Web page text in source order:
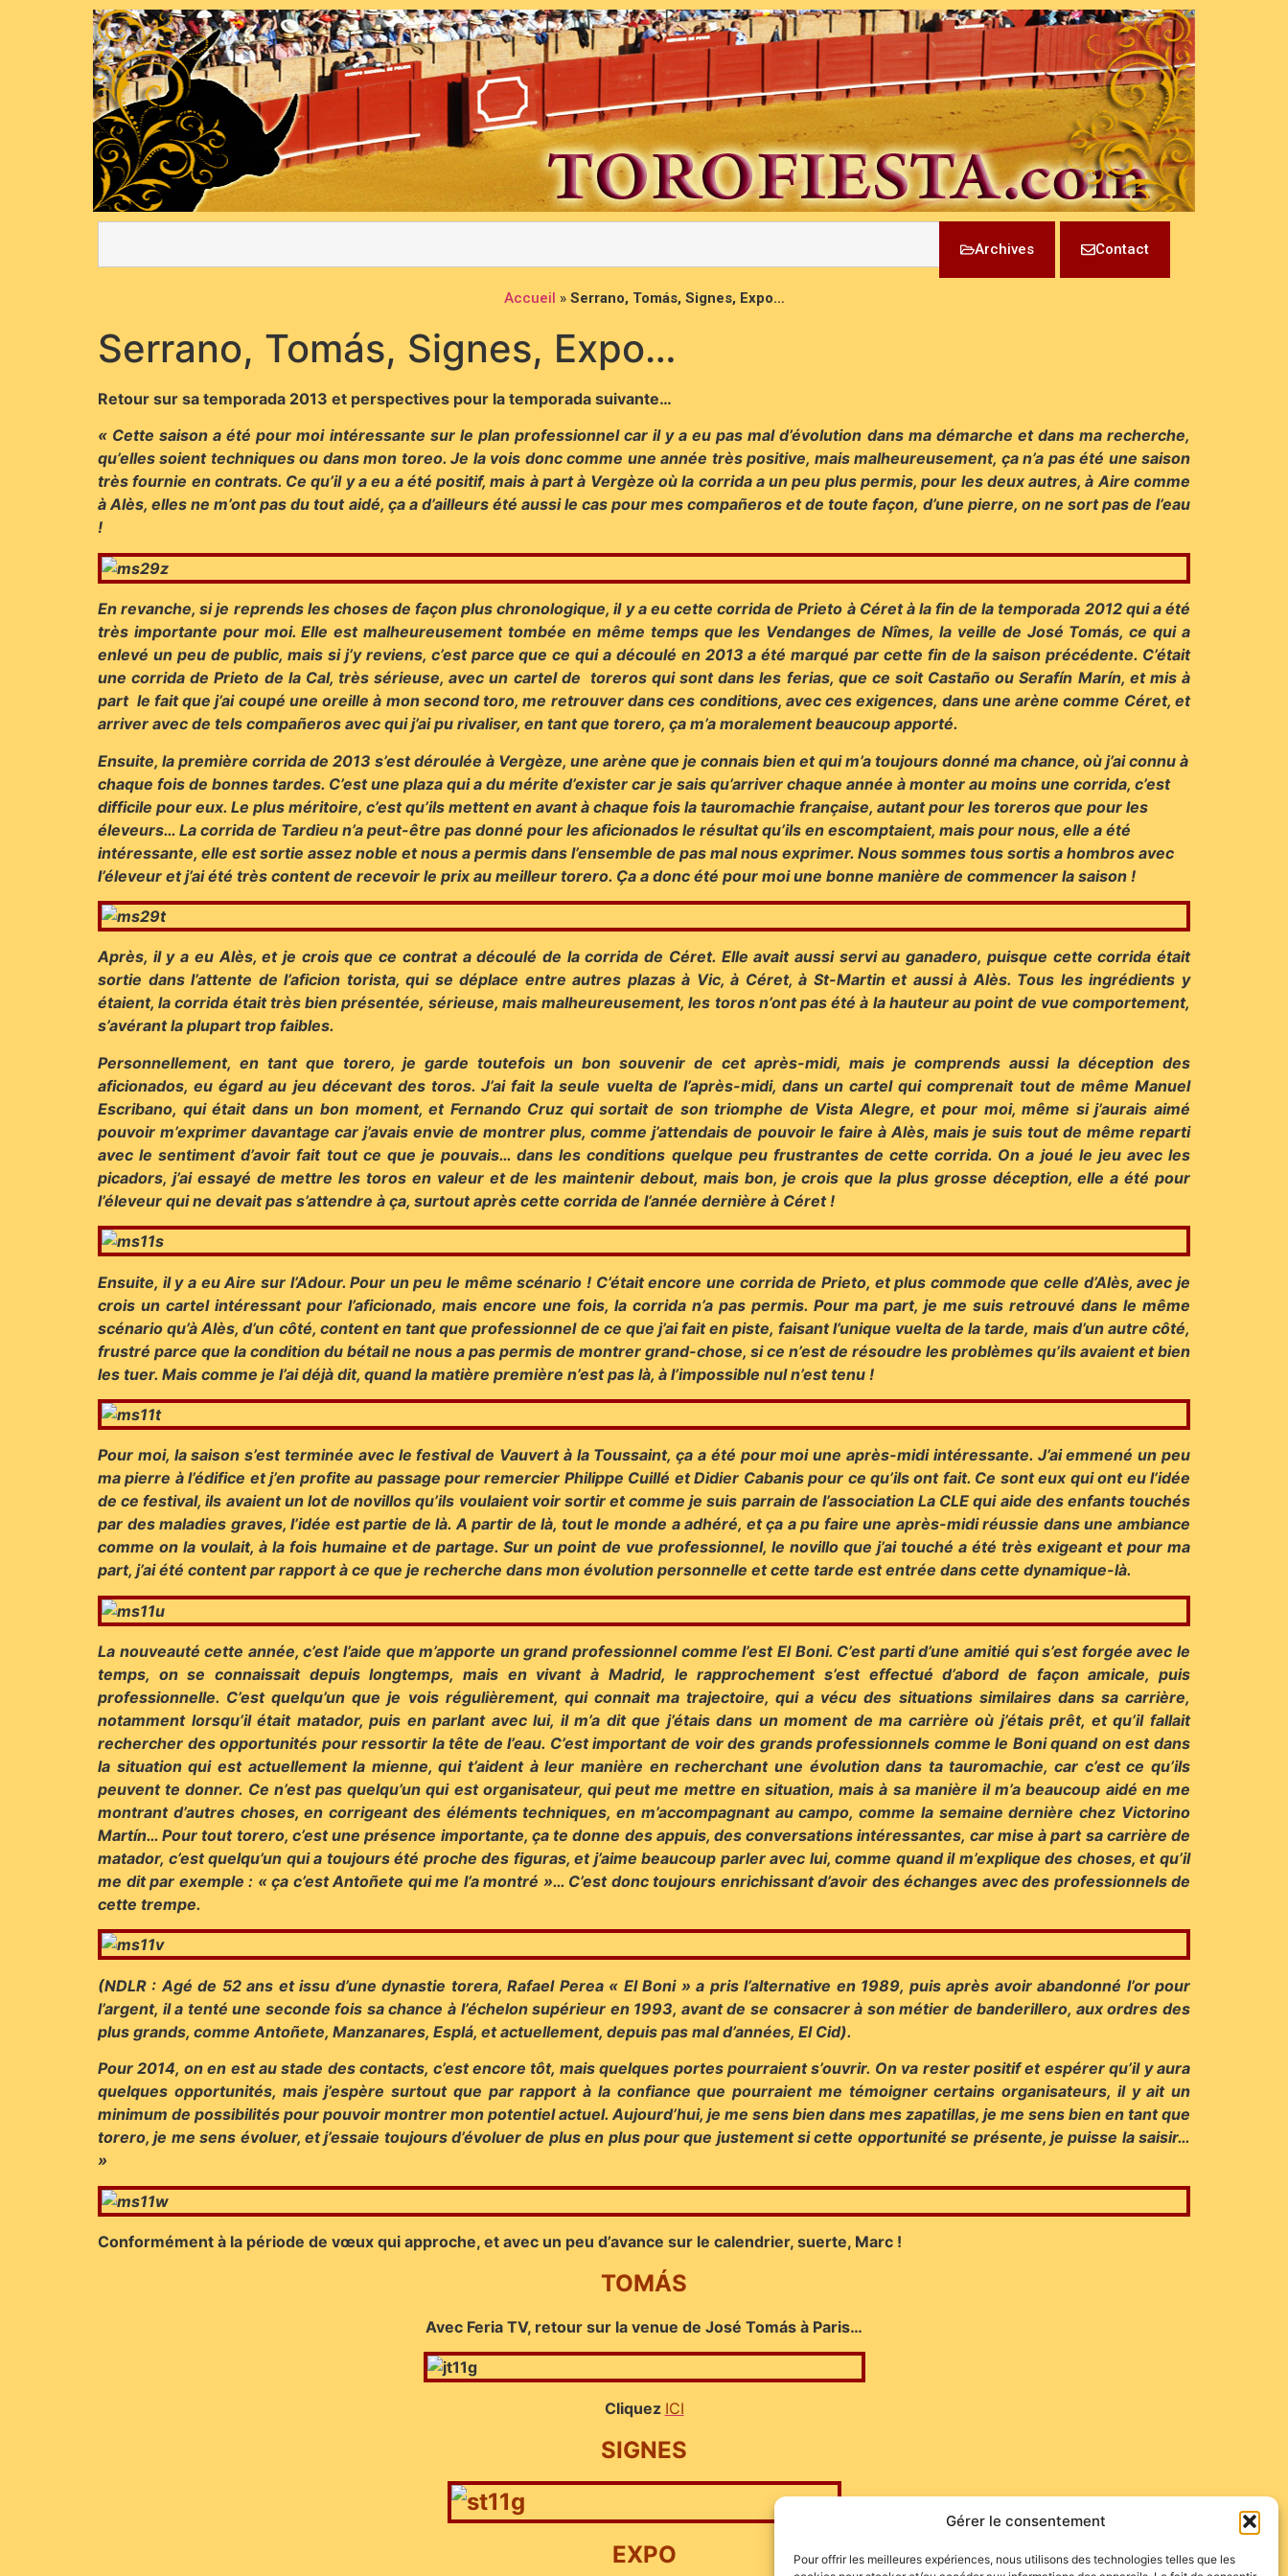
Gérer le consentement
Pour offrir les meilleures expériences, nous utilisons des technologies telles que les
Archives Contact
Accueil » Serrano, Tomás, Signes, Expo…
Serrano, Tomás, Signes, Expo…
Retour sur sa temporada 2013 et perspectives pour la temporada suivante…
« Cette saison a été pour moi intéressante sur le plan professionnel car il y a eu pas mal d’évolution dans ma démarche et dans ma recherche,
qu’elles soient techniques ou dans mon toreo. Je la vois donc comme une année très positive, mais malheureusement, ça n’a pas été une saison
très fournie en contrats. Ce qu’il y a eu a été positif, mais à part à Vergèze où la corrida a un peu plus permis, pour les deux autres, à Aire comme
à Alès, elles ne m’ont pas du tout aidé, ça a d’ailleurs été aussi le cas pour mes compañeros et de toute façon, d’une pierre, on ne sort pas de l’eau
!
En revanche, si je reprends les choses de façon plus chronologique, il y a eu cette corrida de Prieto à Céret à la fin de la temporada 2012 qui a été
très importante pour moi. Elle est malheureusement tombée en même temps que les Vendanges de Nîmes, la veille de José Tomás, ce qui a
enlevé un peu de public, mais si j’y reviens, c’est parce que ce qui a découlé en 2013 a été marqué par cette fin de la saison précédente. C’était
une corrida de Prieto de la Cal, très sérieuse, avec un cartel de toreros qui sont dans les ferias, que ce soit Castaño ou Serafín Marín, et mis à
part le fait que j’ai coupé une oreille à mon second toro, me retrouver dans ces conditions, avec ces exigences, dans une arène comme Céret, et
arriver avec de tels compañeros avec qui j’ai pu rivaliser, en tant que torero, ça m’a moralement beaucoup apporté.
Ensuite, la première corrida de 2013 s’est déroulée à Vergèze, une arène que je connais bien et qui m’a toujours donné ma chance, où j’ai connu à
chaque fois de bonnes tardes. C’est une plaza qui a du mérite d’exister car je sais qu’arriver chaque année à monter au moins une corrida, c’est
difficile pour eux. Le plus méritoire, c’est qu’ils mettent en avant à chaque fois la tauromachie française, autant pour les toreros que pour les
éleveurs… La corrida de Tardieu n’a peut-être pas donné pour les aficionados le résultat qu’ils en escomptaient, mais pour nous, elle a été
intéressante, elle est sortie assez noble et nous a permis dans l’ensemble de pas mal nous exprimer. Nous sommes tous sortis a hombros avec
l’éleveur et j’ai été très content de recevoir le prix au meilleur torero. Ça a donc été pour moi une bonne manière de commencer la saison !
Après, il y a eu Alès, et je crois que ce contrat a découlé de la corrida de Céret. Elle avait aussi servi au ganadero, puisque cette corrida était
sortie dans l’attente de l’aficion torista, qui se déplace entre autres plazas à Vic, à Céret, à St-Martin et aussi à Alès. Tous les ingrédients y
étaient, la corrida était très bien présentée, sérieuse, mais malheureusement, les toros n’ont pas été à la hauteur au point de vue comportement,
s’avérant la plupart trop faibles.
Personnellement, en tant que torero, je garde toutefois un bon souvenir de cet après-midi, mais je comprends aussi la déception des
aficionados, eu égard au jeu décevant des toros. J’ai fait la seule vuelta de l’après-midi, dans un cartel qui comprenait tout de même Manuel
Escribano, qui était dans un bon moment, et Fernando Cruz qui sortait de son triomphe de Vista Alegre, et pour moi, même si j’aurais aimé
pouvoir m’exprimer davantage car j’avais envie de montrer plus, comme j’attendais de pouvoir le faire à Alès, mais je suis tout de même reparti
avec le sentiment d’avoir fait tout ce que je pouvais… dans les conditions quelque peu frustrantes de cette corrida. On a joué le jeu avec les
picadors, j’ai essayé de mettre les toros en valeur et de les maintenir debout, mais bon, je crois que la plus grosse déception, elle a été pour
l’éleveur qui ne devait pas s’attendre à ça, surtout après cette corrida de l’année dernière à Céret !
Ensuite, il y a eu Aire sur l’Adour. Pour un peu le même scénario ! C’était encore une corrida de Prieto, et plus commode que celle d’Alès, avec je
crois un cartel intéressant pour l’aficionado, mais encore une fois, la corrida n’a pas permis. Pour ma part, je me suis retrouvé dans le même
scénario qu’à Alès, d’un côté, content en tant que professionnel de ce que j’ai fait en piste, faisant l’unique vuelta de la tarde, mais d’un autre côté,
frustré parce que la condition du bétail ne nous a pas permis de montrer grand-chose, si ce n’est de résoudre les problèmes qu’ils avaient et bien
les tuer. Mais comme je l’ai déjà dit, quand la matière première n’est pas là, à l’impossible nul n’est tenu !
Pour moi, la saison s’est terminée avec le festival de Vauvert à la Toussaint, ça a été pour moi une après-midi intéressante. J’ai emmené un peu
ma pierre à l’édifice et j’en profite au passage pour remercier Philippe Cuillé et Didier Cabanis pour ce qu’ils ont fait. Ce sont eux qui ont eu l’idée
de ce festival, ils avaient un lot de novillos qu’ils voulaient voir sortir et comme je suis parrain de l’association La CLE qui aide des enfants touchés
par des maladies graves, l’idée est partie de là. A partir de là, tout le monde a adhéré, et ça a pu faire une après-midi réussie dans une ambiance
comme on la voulait, à la fois humaine et de partage.Sur un point de vue professionnel, le novillo que j’ai touché a été très exigeant et pour ma
part, j’ai été content par rapport à ce que je recherche dans mon évolution personnelle et cette tarde est entrée dans cette dynamique-là.
La nouveauté cette année, c’est l’aide que m’apporte un grand professionnel comme l’est El Boni. C’est parti d’une amitié qui s’est forgée avec le
temps, on se connaissait depuis longtemps, mais en vivant à Madrid, le rapprochement s’est effectué d’abord de façon amicale, puis
professionnelle. C’est quelqu’un que je vois régulièrement, qui connait ma trajectoire, qui a vécu des situations similaires dans sa carrière,
notamment lorsqu’il était matador, puis en parlant avec lui, il m’a dit que j’étais dans un moment de ma carrière où j’étais prêt, et qu’il fallait
rechercher des opportunités pour ressortir la tête de l’eau. C’est important de voir des grands professionnels comme le Boni quand on est dans
la situation qui est actuellement la mienne, qui t’aident à leur manière en recherchant une évolution dans ta tauromachie, car c’est ce qu’ils
peuvent te donner. Ce n’est pas quelqu’un qui est organisateur, qui peut me mettre en situation, mais à sa manière il m’a beaucoup aidé en me
montrant d’autres choses, en corrigeant des éléments techniques, en m’accompagnant au campo, comme la semaine dernière chez Victorino
Martín… Pour tout torero, c’est une présence importante, ça te donne des appuis, des conversations intéressantes, car mise à part sa carrière de
matador, c’est quelqu’un qui a toujours été proche des figuras, et j’aime beaucoup parler avec lui, comme quand il m’explique des choses, et qu’il
me dit par exemple : « ça c’est Antoñete qui me l’a montré »… C’est donc toujours enrichissant d’avoir des échanges avec des professionnels de
cette trempe.
(NDLR : Agé de 52 ans et issu d’une dynastie torera, Rafael Perea « El Boni » a pris l’alternative en 1989, puis après avoir abandonné l’or pour
l’argent, il a tenté une seconde fois sa chance à l’échelon supérieur en 1993, avant de se consacrer à son métier de banderillero, aux ordres des
plus grands, comme Antoñete, Manzanares, Esplá, et actuellement, depuis pas mal d’années, El Cid).
Pour 2014, on en est au stade des contacts, c’est encore tôt, mais quelques portes pourraient s’ouvrir. On va rester positif et espérer qu’il y aura
quelques opportunités, mais j’espère surtout que par rapport à la confiance que pourraient me témoigner certains organisateurs, il y ait un
minimum de possibilités pour pouvoir montrer mon potentiel actuel. Aujourd’hui, je me sens bien dans mes zapatillas, je me sens bien en tant que
torero, je me sens évoluer, et j’essaie toujours d’évoluer de plus en plus pour que justement si cette opportunité se présente, je puisse la saisir…
»
Conformément à la période de vœux qui approche, et avec un peu d’avance sur le calendrier, suerte, Marc !
TOMÁS
Avec Feria TV, retour sur la venue de José Tomás à Paris…
Cliquez ICI
SIGNES
EXPO